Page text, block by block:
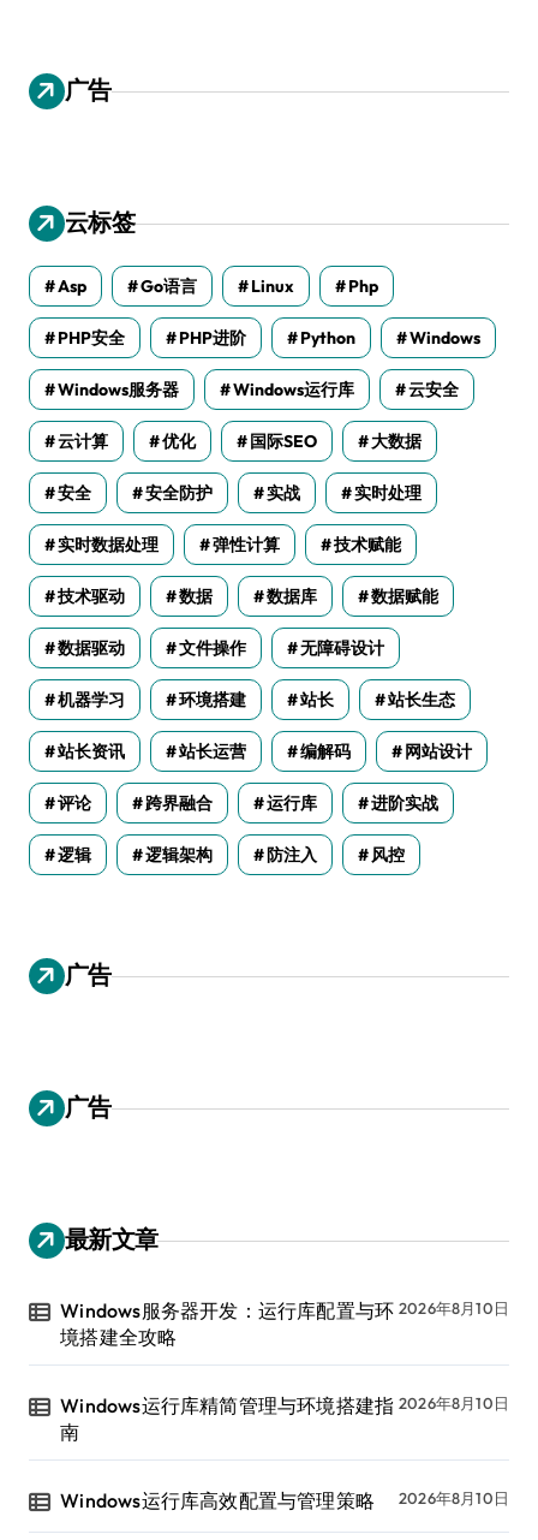
广告
云标签
Asp Go语言 Linux Php
PHP安全 PHP进阶 Python Windows
Windows服务器 Windows运行库 云安全
云计算 优化 国际SEO 大数据
安全 安全防护 实战 实时处理
实时数据处理 弹性计算 技术赋能
技术驱动 数据 数据库 数据赋能
数据驱动 文件操作 无障碍设计
机器学习 环境搭建 站长 站长生态
站长资讯 站长运营 编解码 网站设计
评论 跨界融合 运行库 进阶实战
逻辑 逻辑架构 防注入 风控
广告
广告
最新文章
Windows服务器开发：运行库配置与环
境搭建全攻略
2026年8月10日
Windows运行库精简管理与环境搭建指
南
2026年8月10日
Windows运行库高效配置与管理策略 2026年8月10日